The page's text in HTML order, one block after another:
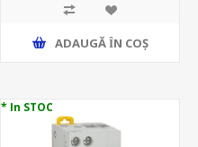
ADAUGĂ ȊN COŞ
* In STOC